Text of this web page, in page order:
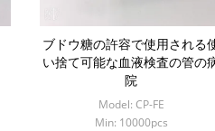
ブドウ糖の許容で使用される
い捨て可能な血液検査の管の
院
Model: CP-FE
Min: 10000pcs